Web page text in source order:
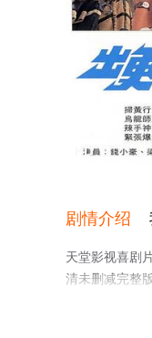
HD
剧情介绍
天堂影视喜剧
清未删减完整